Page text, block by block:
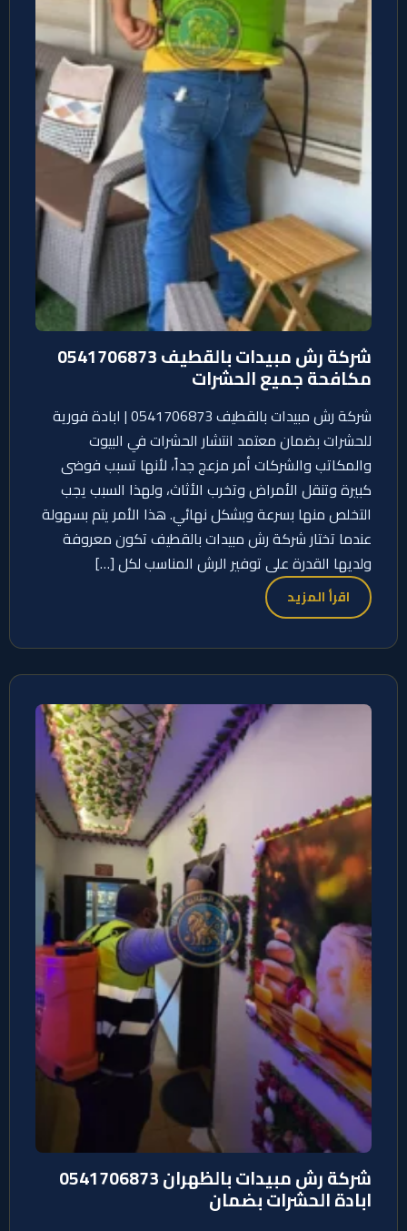
شركة رش مبيدات بالقطيف 0541706873
مكافحة جميع الحشرات
شركة رش مبيدات بالقطيف 0541706873 | ابادة فورية
للحشرات بضمان معتمد انتشار الحشرات في البيوت
والمكاتب والشركات أمر مزعج جداً، لأنها تسبب فوضى
كبيرة وتنقل الأمراض وتخرب الأثاث، ولهذا السبب يجب
التخلص منها بسرعة وبشكل نهائي. هذا الأمر يتم بسهولة
عندما تختار شركة رش مبيدات بالقطيف تكون معروفة
ولديها القدرة على توفير الرش المناسب لكل […]
اقرأ المزيد
شركة رش مبيدات بالظهران 0541706873
ابادة الحشرات بضمان